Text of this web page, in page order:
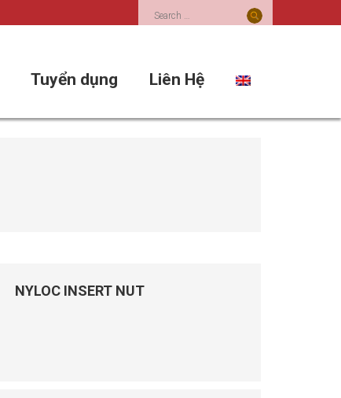
Tuyển dụng Liên Hệ
NYLOC INSERT NUT